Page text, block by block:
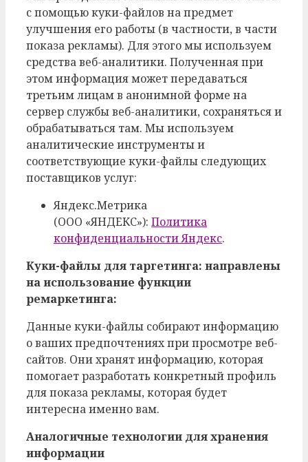
с помощью куки-файлов на предмет
улучшения его работы (в частности, в части
показа рекламы). Для этого мы используем
средства веб-аналитики. Полученная при
этом информация может передаваться
третьим лицам в анонимной форме на
сервер службы веб-аналитики, сохраняться и
обрабатываться там. Мы используем
аналитические инструменты и
соответствующие куки-файлы следующих
поставщиков услуг:
Яндекс.Метрика
(ООО «ЯНДЕКС»): Политика
конфиденциальности Яндекс.
Куки-файлы для таргетинга: направлены
на использование функции
ремаркетинга:
Данные куки-файлы собирают информацию
о ваших предпочтениях при просмотре веб-
сайтов. Они хранят информацию, которая
помогает разработать конкретный профиль
для показа рекламы, которая будет
интересна именно вам.
Аналогичные технологии для хранения
информации